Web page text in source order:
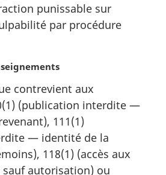
punissable sur
par procédure
contrevient aux
(publication interdite —
111(1)
— identité de la
118(1) (accès aux
autorisation) ou